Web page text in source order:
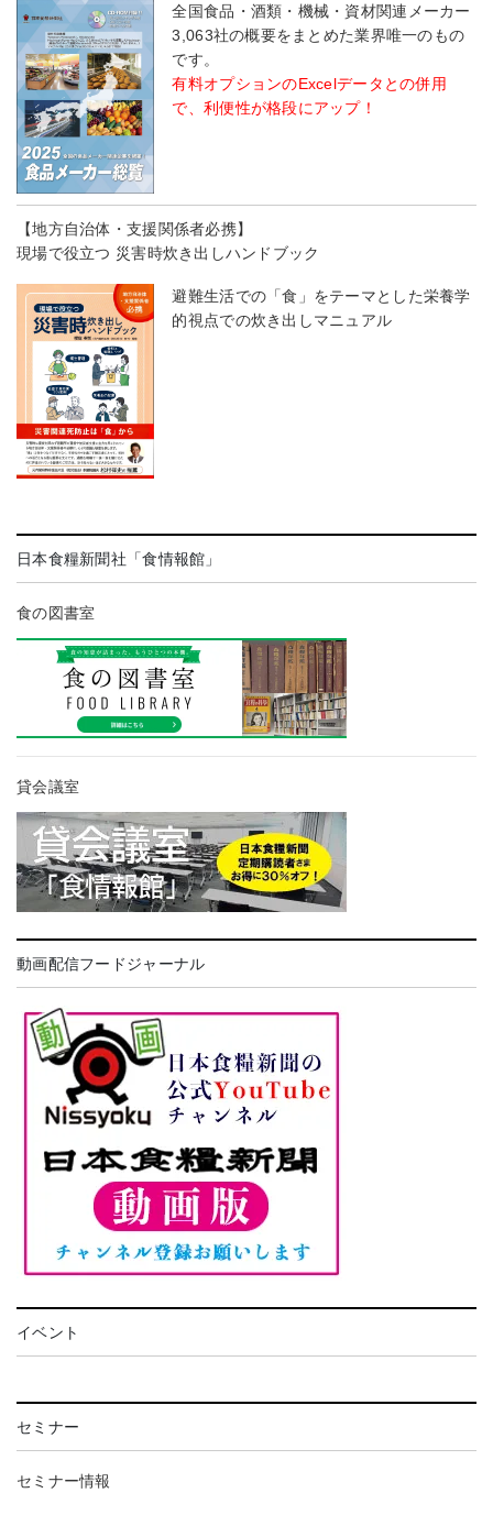
全国食品・酒類・機械・資材関連メーカー
3,063社の概要をまとめた業界唯一のもの
です。
有料オプションのExcelデータとの併用
で、利便性が格段にアップ！
【地方自治体・支援関係者必携】
現場で役立つ 災害時炊き出しハンドブック
避難生活での「食」をテーマとした栄養学
的視点での炊き出しマニュアル
日本食糧新聞社「食情報館」
食の図書室
貸会議室
動画配信フードジャーナル
イベント
セミナー
セミナー情報